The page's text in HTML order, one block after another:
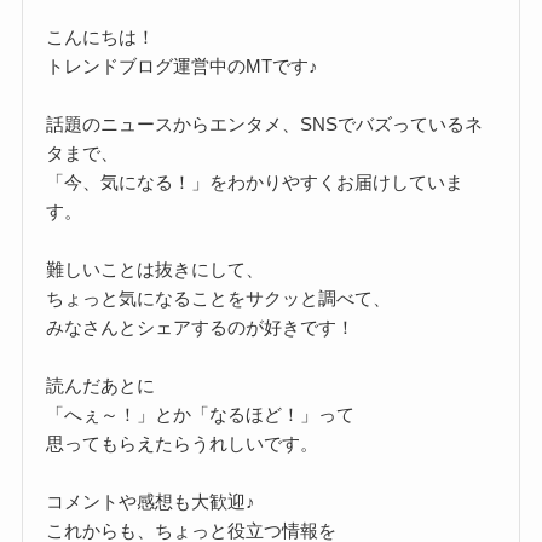
こんにちは！
トレンドブログ運営中のMTです♪
話題のニュースからエンタメ、SNSでバズっているネ
タまで、
「今、気になる！」をわかりやすくお届けしていま
す。
難しいことは抜きにして、
ちょっと気になることをサクッと調べて、
みなさんとシェアするのが好きです！
読んだあとに
「へぇ～！」とか「なるほど！」って
思ってもらえたらうれしいです。
コメントや感想も大歓迎♪
これからも、ちょっと役立つ情報を